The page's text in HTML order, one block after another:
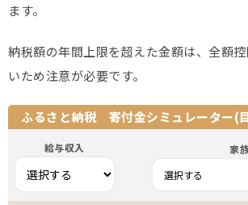
ます。
納税額の年間上限を超えた金額は、全額
いため注意が必要です。
ふるさと納税 寄付金シミュレーター(